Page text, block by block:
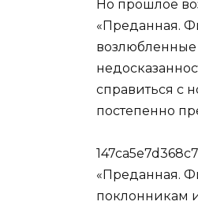
Но прошлое
«Преданная.
возлюбленные
справиться с
постепенно
«Преданная.
поклонникам